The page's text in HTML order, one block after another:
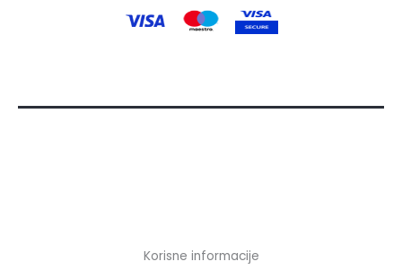
Korisne informacije